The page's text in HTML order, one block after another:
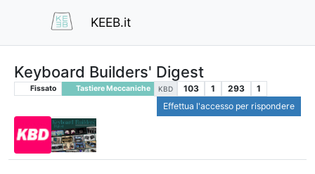
KEEB.it
Keyboard Builders' Digest
Fissato Tastiere Meccaniche KBD 103 1 293
1
Effettua l'accesso per rispondere